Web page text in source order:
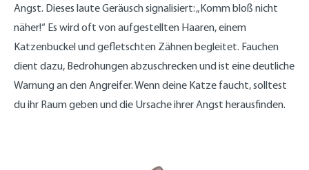
Angst. Dieses laute Geräusch signalisiert: „Komm bloß nicht
näher!“ Es wird oft von aufgestellten Haaren, einem
Katzenbuckel und gefletschten Zähnen begleitet. Fauchen
dient dazu, Bedrohungen abzuschrecken und ist eine deutliche
Warnung an den Angreifer. Wenn deine Katze faucht, solltest
du ihr Raum geben und die Ursache ihrer Angst herausfinden.